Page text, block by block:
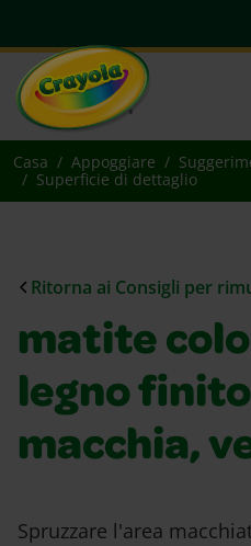
Casa Appoggiare
Superficie di dettaglio
Ritorna ai Consigli per
matite
legno
macchia,
Spruzzare l'area